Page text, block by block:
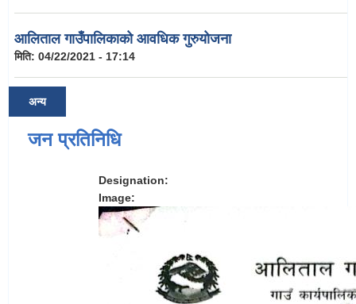
आलिताल गाउँपालिकाको आवधिक गुरुयोजना
मिति: 04/22/2021 - 17:14
अन्य
जन प्रतिनिधि
Designation:
Image: